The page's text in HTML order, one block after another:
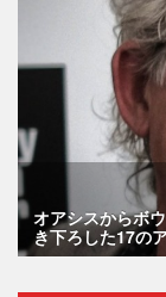
オアシスからボ
き下ろした17の